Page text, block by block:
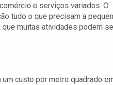
e serviços variados. O
tudo o que precisam a
que muitas atividades podem
custo por metro quadrado